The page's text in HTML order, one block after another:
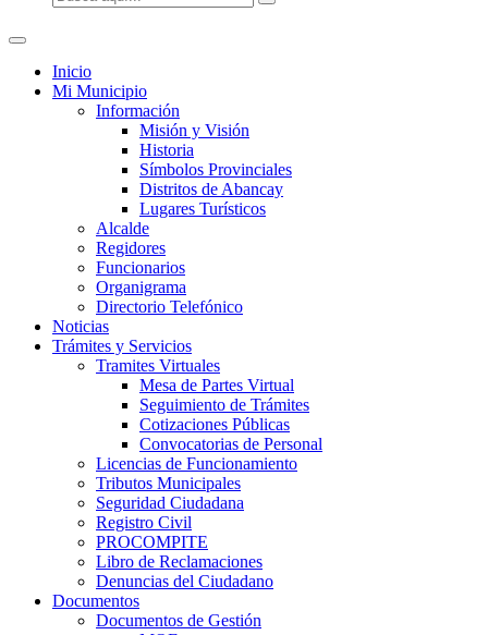
Inicio
Mi Municipio
Información
Misión y Visión
Historia
Símbolos Provinciales
Distritos de Abancay
Lugares Turísticos
Alcalde
Regidores
Funcionarios
Organigrama
Directorio Telefónico
Noticias
Trámites y Servicios
Tramites Virtuales
Mesa de Partes Virtual
Seguimiento de Trámites
Cotizaciones Públicas
Convocatorias de Personal
Licencias de Funcionamiento
Tributos Municipales
Seguridad Ciudadana
Registro Civil
PROCOMPITE
Libro de Reclamaciones
Denuncias del Ciudadano
Documentos
Documentos de Gestión